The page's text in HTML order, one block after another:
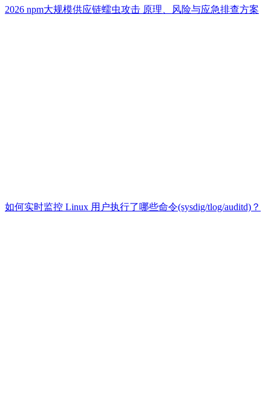
2026 npm大规模供应链蠕虫攻击 原理、风险与应急排查方案
如何实时监控 Linux 用户执行了哪些命令(sysdig/tlog/auditd)？